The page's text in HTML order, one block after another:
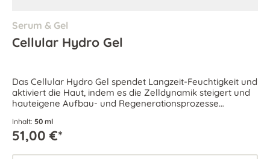
Serum & Gel
Cellular Hydro Gel
Das Cellular Hydro Gel spendet Langzeit-Feuchtigkeit und
aktiviert die Haut, indem es die Zelldynamik steigert und
hauteigene Aufbau- und Regenerationsprozesse
Inhalt: 50 ml
51,00 €*